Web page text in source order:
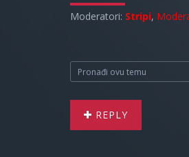
Moderatori: Stripi,
REPLY